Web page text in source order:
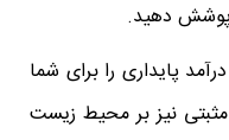
پوشش دهید.
پایداری را برای شما
مثبتی نیز بر محیط زیست